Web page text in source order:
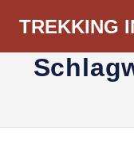
TREKKING